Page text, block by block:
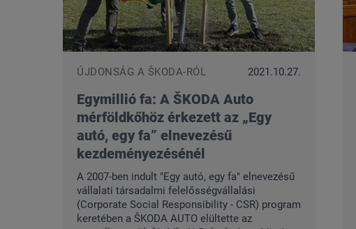
ÚJDONSÁG A ŠKODA-RÓL 2021.10.27.
Egymillió fa: A ŠKODA Auto
mérföldkőhöz érkezett az „Egy
autó, egy fa” elnevezésű
kezdeményezésénél
A 2007-ben indult "Egy autó, egy fa" elnevezésű
vállalati társadalmi felelősségvállalási
(Corporate Social Responsibility - CSR) program
keretében a ŠKODA AUTO elültette az